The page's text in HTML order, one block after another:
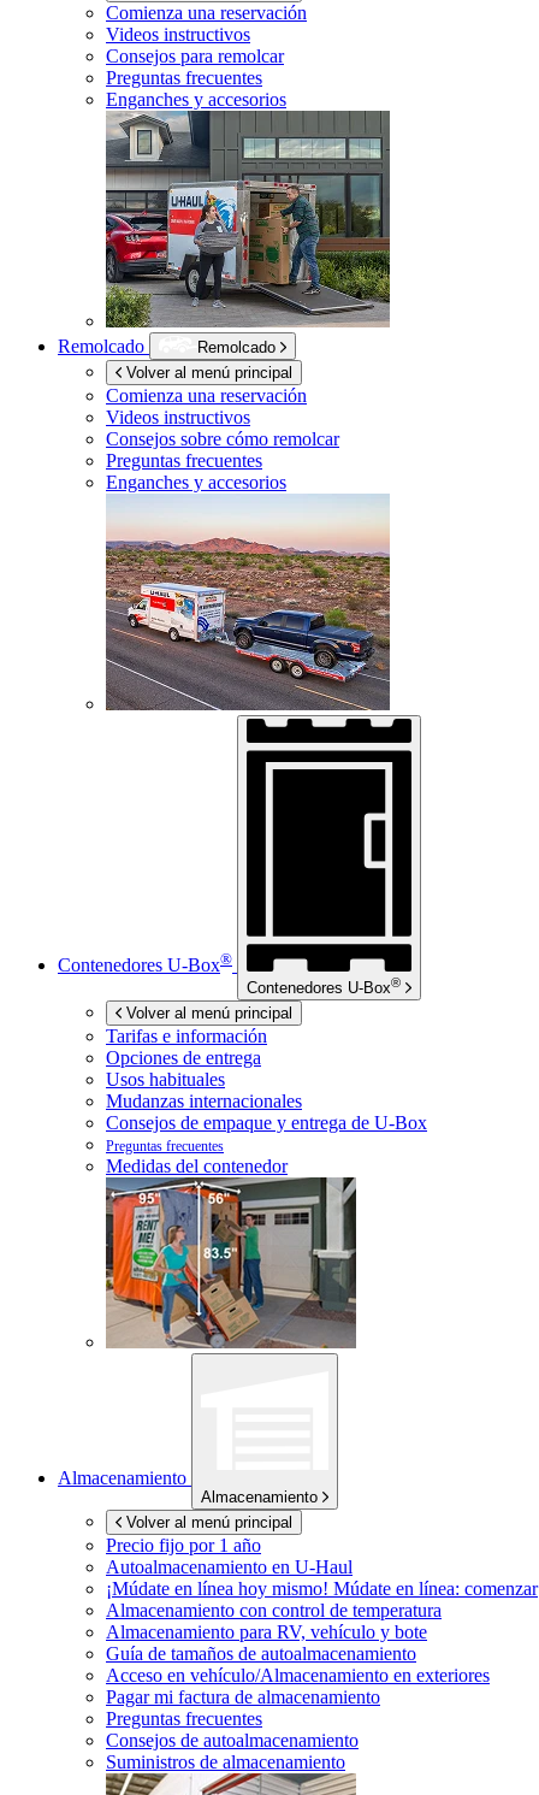
Comienza una reservación
Videos instructivos
Consejos para remolcar
Preguntas frecuentes
Enganches y accesorios
Remolcado
Remolcado
Volver al menú principal
Comienza una reservación
Videos instructivos
Consejos sobre cómo remolcar
Preguntas frecuentes
Enganches y accesorios
Contenedores U-Box®
Contenedores U-Box®
Volver al menú principal
Tarifas e información
Opciones de entrega
Usos habituales
Mudanzas internacionales
Consejos de empaque y entrega de U-Box
Preguntas frecuentes
Medidas del contenedor
Almacenamiento
Almacenamiento
Volver al menú principal
Precio fijo por 1 año
Autoalmacenamiento en U-Haul
¡Múdate en línea hoy mismo! Múdate en línea: comenzar
Almacenamiento con control de temperatura
Almacenamiento para RV, vehículo y bote
Guía de tamaños de autoalmacenamiento
Acceso en vehículo/Almacenamiento en exteriores
Pagar mi factura de almacenamiento
Preguntas frecuentes
Consejos de autoalmacenamiento
Suministros de almacenamiento